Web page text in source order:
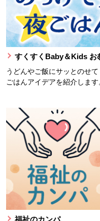
すくすくBaby＆Kids お
うどんやご飯にサッとのせ
ごはんアイデアを紹介します
福祉のカンパ